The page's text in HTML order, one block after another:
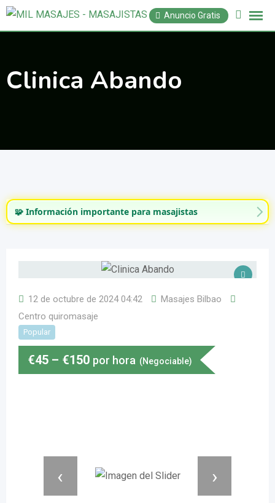
Saltar
Anuncio Gratis
Clinica Abando
🧩 Información importante para masajistas
12 de octubre de 2024 04:42
Masajes Bilbao
Centro quiromasaje
Popular
€45 – €150 por hora (Negociable)
‹ ›